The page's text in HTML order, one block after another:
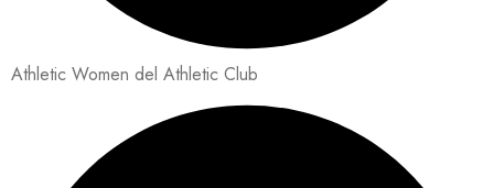
Athletic Women del Athletic Club